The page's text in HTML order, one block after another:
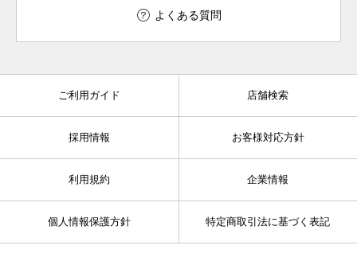
よくある質問
ご利用ガイド 店舗検索
採用情報 お客様対応方針
利用規約 企業情報
個人情報保護方針 特定商取引法に基づく表記